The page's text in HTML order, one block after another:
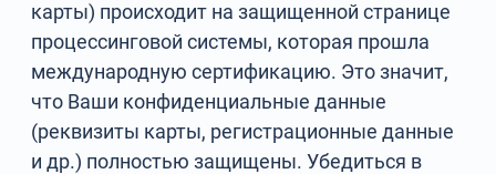
карты) происходит на защищенной странице
процессинговой системы, которая прошла
международную сертификацию. Это значит,
что Ваши конфиденциальные данные
(реквизиты карты, регистрационные данные
и др.) полностью защищены. Убедиться в